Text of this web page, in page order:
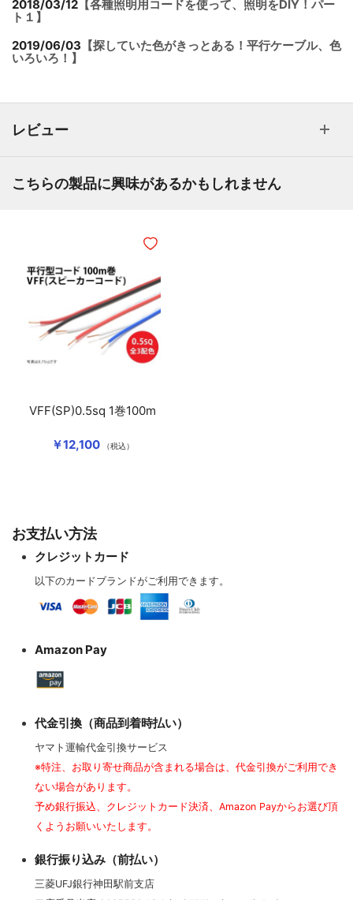
2018/03/12 【各種照明用コードを使って、照明をDIY！パー
ト１】
2019/06/03 【探していた色がきっとある！平行ケーブル、色
いろいろ！】
レビュー
こちらの製品に興味があるかもしれません
￥12,100 （税込）
VFF(SP)0.5sq 1巻100m
ほしいものリストに追加
お支払い方法
クレジットカード
以下のカードブランドがご利用できます。
Amazon Pay
代金引換（商品到着時払い）
ヤマト運輸代金引換サービス
※特注、お取り寄せ商品が含まれる場合は、代金引換がご利用でき
ない場合があります。
予め銀行振込、クレジットカード決済、Amazon Payからお選び頂
くようお願いいたします。
銀行振り込み（前払い）
三菱UFJ銀行神田駅前支店